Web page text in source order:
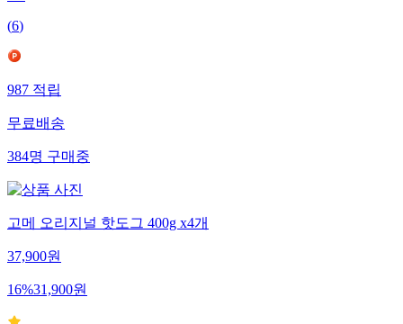
(6)
987 적립
무료배송
384명 구매중
고메 오리지널 핫도그 400g x4개
37,900원
16%31,900원